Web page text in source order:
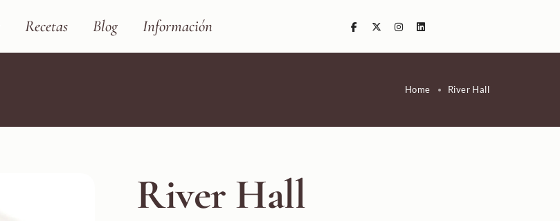
Recetas Blog Información
Home River Hall
River Hall